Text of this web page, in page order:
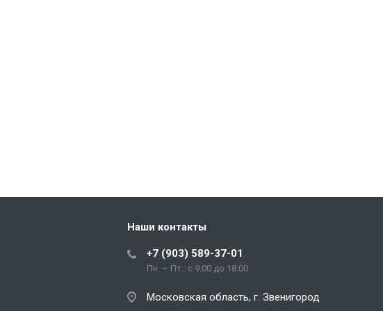
Наши контакты
+7 (903) 589-37-01
Пн. – Пт.: с 9:00 до 18:00
Московская область, г. Звенигород